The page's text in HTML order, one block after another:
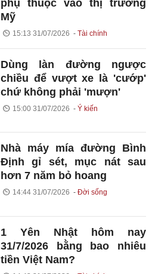
phụ thuộc vào thị trường
Mỹ
15:13 31/07/2026 Tài chính
Dùng làn đường ngược
chiều để vượt xe là 'cướp'
chứ không phải 'mượn'
15:00 31/07/2026 Ý kiến
Nhà máy mía đường Bình
Định gỉ sét, mục nát sau
hơn 7 năm bỏ hoang
14:44 31/07/2026 Đời sống
1 Yên Nhật hôm nay
31/7/2026 bằng bao nhiêu
tiền Việt Nam?